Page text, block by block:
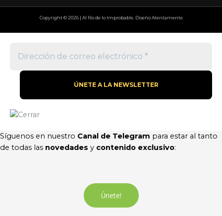
Copyright © 2026 | Al filo de lo Improbable. Diseño Atentamente
Síguenos en nuestro Canal de Telegram para estar al tanto
de todas las novedades y contenido exclusivo:
Únete!